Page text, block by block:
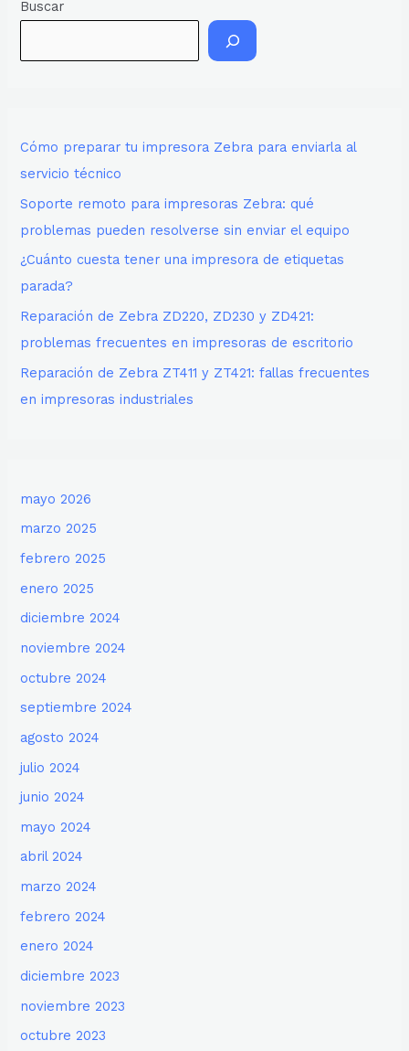
Buscar
Cómo preparar tu impresora Zebra para enviarla al
servicio técnico
Soporte remoto para impresoras Zebra: qué
problemas pueden resolverse sin enviar el equipo
¿Cuánto cuesta tener una impresora de etiquetas
parada?
Reparación de Zebra ZD220, ZD230 y ZD421:
problemas frecuentes en impresoras de escritorio
Reparación de Zebra ZT411 y ZT421: fallas frecuentes
en impresoras industriales
mayo 2026
marzo 2025
febrero 2025
enero 2025
diciembre 2024
noviembre 2024
octubre 2024
septiembre 2024
agosto 2024
julio 2024
junio 2024
mayo 2024
abril 2024
marzo 2024
febrero 2024
enero 2024
diciembre 2023
noviembre 2023
octubre 2023